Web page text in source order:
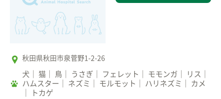
秋田県秋田市泉菅野1-2-26
犬 猫 鳥 うさぎ フェレット モモンガ
リス
ハムスター
ネズミ モルモット ハリネズミ
カメ
トカゲ